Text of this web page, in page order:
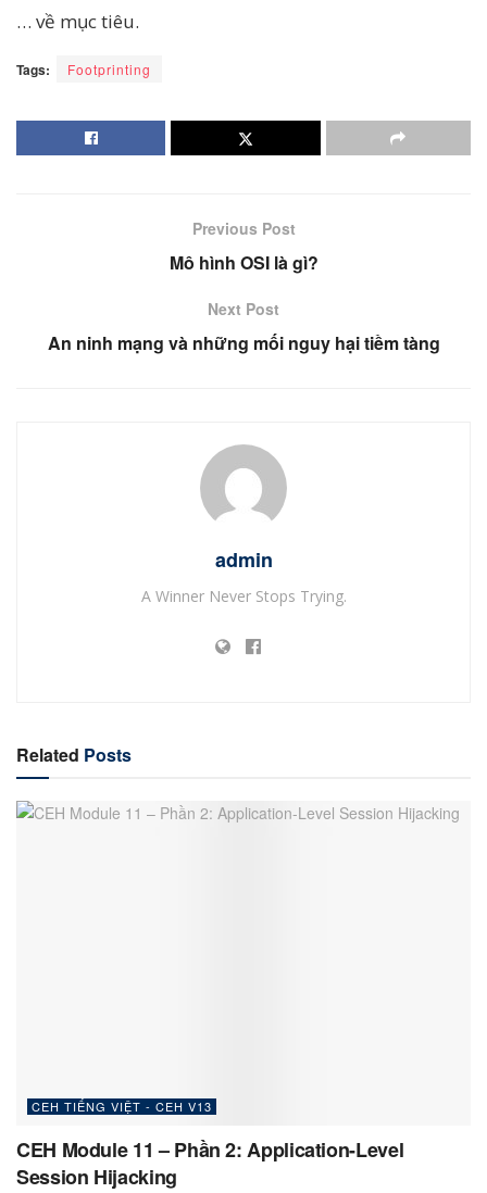
… về mục tiêu.
Tags: Footprinting
Previous Post
Mô hình OSI là gì?
Next Post
An ninh mạng và những mối nguy hại tiềm tàng
admin
A Winner Never Stops Trying.
Related Posts
CEH TIẾNG VIỆT - CEH V13
CEH Module 11 – Phần 2: Application-Level
Session Hijacking